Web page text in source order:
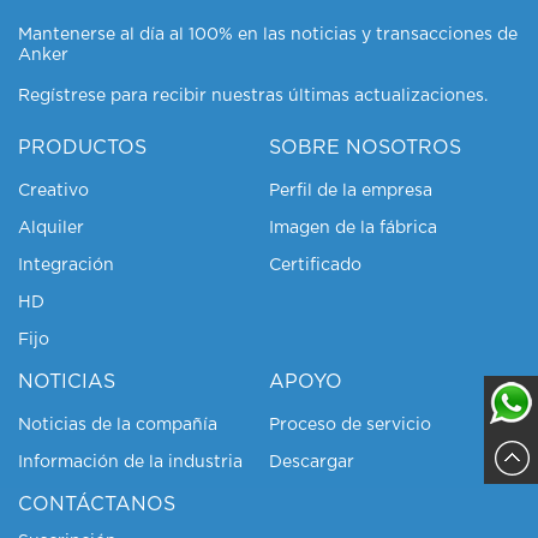
Mantenerse al día al 100% en las noticias y transacciones de
Anker
Regístrese para recibir nuestras últimas actualizaciones.
PRODUCTOS
Creativo
Alquiler
Integración
HD
Fijo
SOBRE NOSOTROS
Perfil de la empresa
Imagen de la fábrica
Certificado
NOTICIAS
Noticias de la compañía
Información de la industria
APOYO
Proceso de servicio
Descargar
CONTÁCTANOS
Sajja